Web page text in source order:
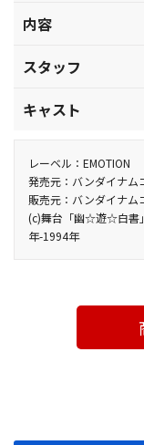
品番
BCBE-5056
税込価格(10%)
￥8,580
税抜価格
カラー／確／265分／
本編ﾃﾞｨｽｸ：ﾄﾞﾙﾋﾞｰﾃ
ｽﾞ 特典ﾃﾞｨｽｸ：ﾄﾞﾙﾋﾞ
ｻｲｽﾞ
・ビジュアル撮影メ
・日替わりパート集
・ファンキャス配信
特典
■ブックレット（16P）
■第1幕オーディオコ
（出演：崎山つば
他、仕様
・新規ビジュアル使
内容
2020年12月30日（水
＜あらすじ＞
ため、次々と現れる
ある日、「朱雀」「
ばれる妖怪達が、寄
回虫”を人間界に放
の魔回虫を操るため
命がけの戦いを終え
の間、コエンマから
呼ばれる賭博団体の
スタッフ
ス」刊）／脚本：伊
田中 翼／照明：大波
(RESON)／映像：藤
／ヘアメイク：木村
場明子／演出助手：
弘／音楽：佐々木久
作：Office
キャスト
飛影：橋本祥平／雪
リザベス・マリー／
田上真里奈／左京：
兄：中河内雅貴／コ
レーベル：EMOTION
発売元：バンダイナム
販売元：バンダイナム
(c)舞台「幽☆遊☆白書
年-1994年